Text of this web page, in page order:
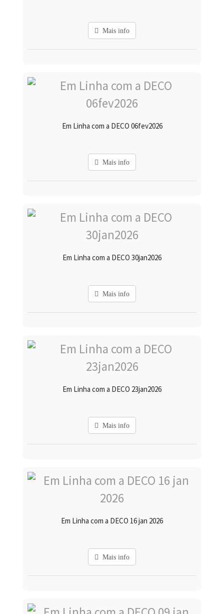
Mais info
Em Linha com a DECO 06fev2026
Mais info
Em Linha com a DECO 30jan2026
Mais info
Em Linha com a DECO 23jan2026
Mais info
Em Linha com a DECO 16 jan 2026
Mais info